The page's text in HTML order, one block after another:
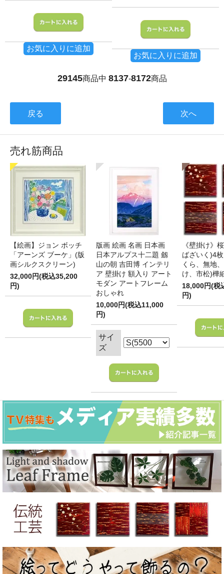
お気に入りに追加
お気に入りに追加
29145商品中 8137-8172商品
戻る 次へ
売れ筋商品
【絵画】ジョン ボッチ
「アーンズ ブーケ」(版
画シルクスクリーン)
32,000円(税込35,200
円)
版画 絵画 名画 日本画
日本アルプス十二題 劔
山の朝 吉田博 インテリ
ア 壁掛け 額入り アート
モダン アートフレーム
おしゃれ
10,000円(税込11,000
円)
サイ
ズ
《壁掛け》
ばざいく)4
くら、無地
け、市松)樺
18,000円(税
円)